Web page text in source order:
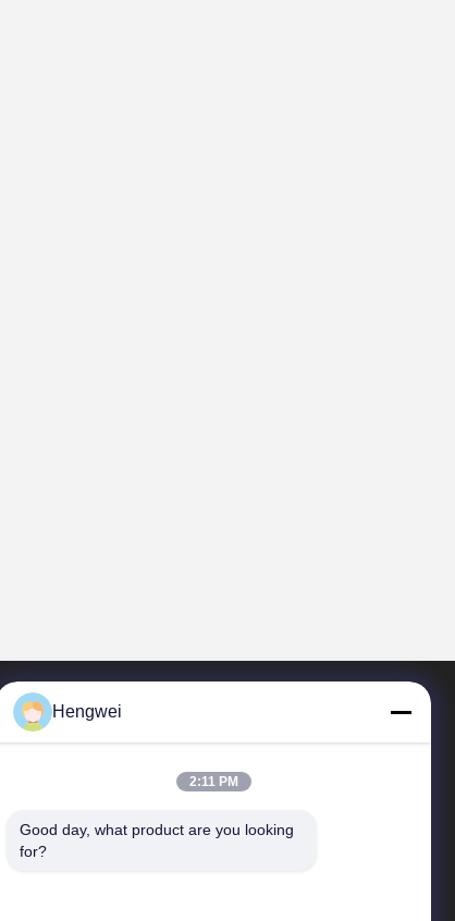
Hengwei
2:11 PM
Good day, what product are you looking
for?